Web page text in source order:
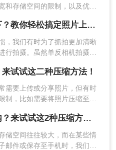
并且可能需要更长的时
带的工具“画图”进行
和存储空间的限制，以及优化
享3个怎么压缩图片的好方法，
像质量也不受损失。
图片如何压缩到200k以下？教你轻松搞定照片上传限制
，我们有时为了抓拍更加清晰
行拍摄。虽然单反相机拍摄出
有什么方法是既可以保留图片
方法是有的，我们只需将图片
试试这二种压缩方法！
需要上传或分享照片，但有时
制，比如需要将照片压缩至
片压缩至200KB以下，既节
照片怎么压缩到200k以内？来试试这2种压缩方法！
储空间往往较大，而在某些情
邮件或保存至手机时，我们可